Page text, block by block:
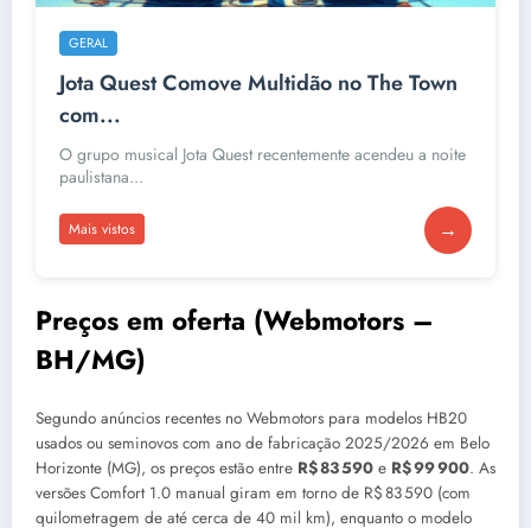
GERAL
Jota Quest Comove Multidão no The Town
com...
O grupo musical Jota Quest recentemente acendeu a noite
paulistana...
Mais vistos →
Preços em oferta (Webmotors –
BH/MG)
Segundo anúncios recentes no Webmotors para modelos HB20
usados ou seminovos com ano de fabricação 2025/2026 em Belo
Horizonte (MG), os preços estão entre R$ 83 590 e R$ 99 900. As
versões Comfort 1.0 manual giram em torno de R$ 83 590 (com
quilometragem de até cerca de 40 mil km), enquanto o modelo